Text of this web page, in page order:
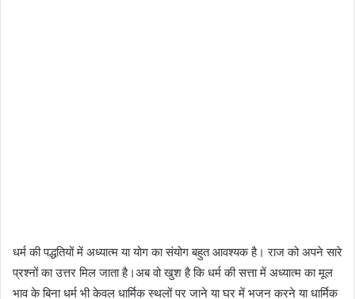
धर्म की पद्धतियों में अध्यात्म या योग का संयोग बहुत आवश्यक है। राज को अपने सारे
प्रश्नों का उत्तर मिल जाता है।अब वो खुश है कि धर्म की सत्ता में अध्यात्म का मूल
भाव के बिना धर्म भी केवल धार्मिक स्थलों पर जाने या घर में भजन करने या धार्मिक